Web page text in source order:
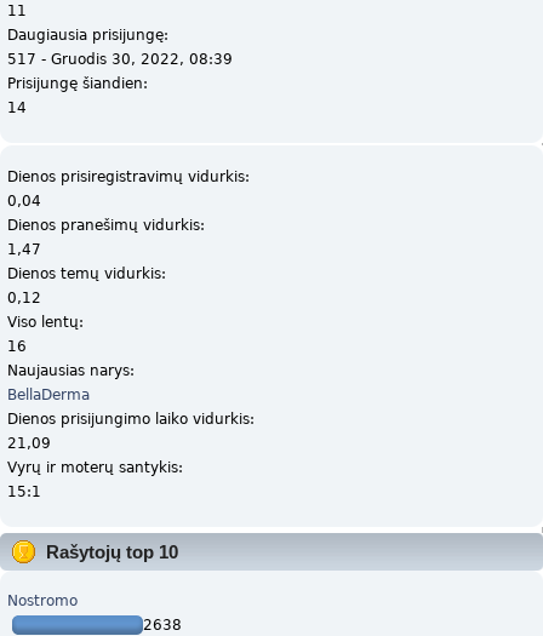
11
Daugiausia prisijungę:
517 - Gruodis 30, 2022, 08:39
Prisijungę šiandien:
14
Dienos prisiregistravimų vidurkis:
0,04
Dienos pranešimų vidurkis:
1,47
Dienos temų vidurkis:
0,12
Viso lentų:
16
Naujausias narys:
BellaDerma
Dienos prisijungimo laiko vidurkis:
21,09
Vyrų ir moterų santykis:
15:1
Rašytojų top 10
Nostromo
2638